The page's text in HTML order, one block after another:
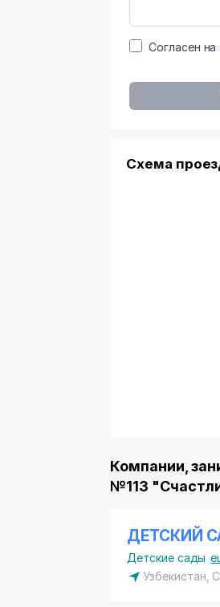
Согласен
Схема
Компании,
№113
ДЕТСКИЙ
Детские сады
Узбекистан,